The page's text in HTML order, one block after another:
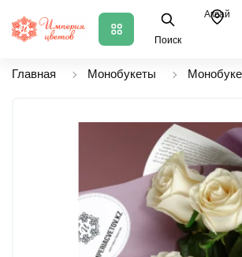
Поиск
Аксай
Главная Монобукеты